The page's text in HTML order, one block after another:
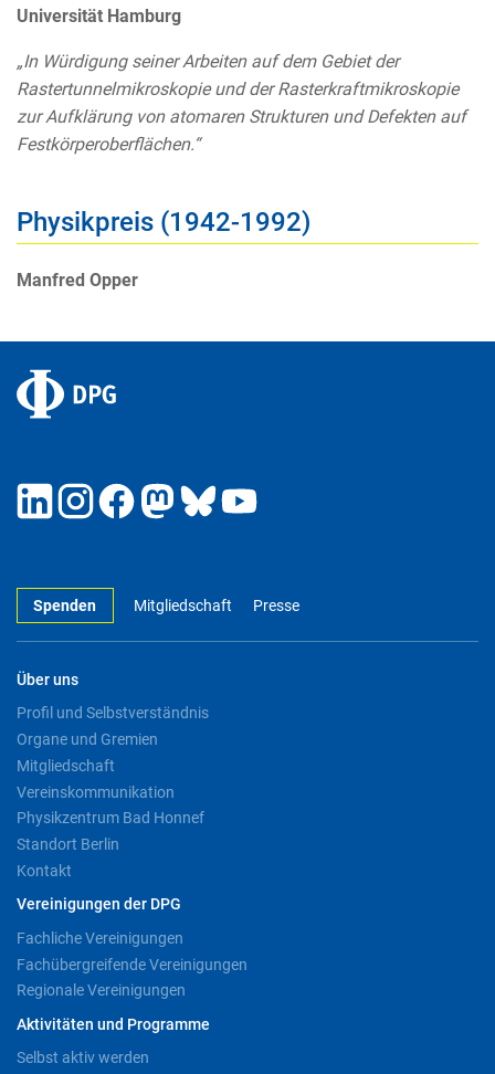
Universität Hamburg
„In Würdigung seiner Arbeiten auf dem Gebiet der
Rastertunnelmikroskopie und der Rasterkraftmikroskopie
zur Aufklärung von atomaren Strukturen und Defekten auf
Festkörperoberflächen.“
Physikpreis (1942-1992)
Manfred Opper
Spenden Mitgliedschaft Presse
Über uns
Profil und Selbstverständnis
Organe und Gremien
Mitgliedschaft
Vereinskommunikation
Physikzentrum Bad Honnef
Standort Berlin
Kontakt
Vereinigungen der DPG
Fachliche Vereinigungen
Fachübergreifende Vereinigungen
Regionale Vereinigungen
Aktivitäten und Programme
Selbst aktiv werden